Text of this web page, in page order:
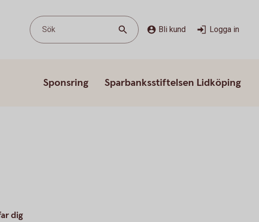
Sök Bli kund Logga in
Sponsring Sparbanksstiftelsen Lidköping
dig